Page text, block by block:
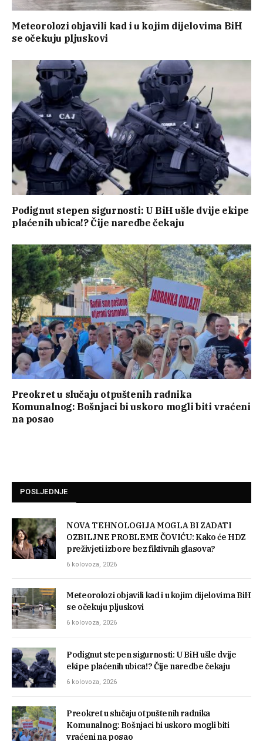
Meteorolozi objavili kad i u kojim dijelovima BiH
se očekuju pljuskovi
Podignut stepen sigurnosti: U BiH ušle dvije ekipe
plaćenih ubica!? Čije naredbe čekaju
Preokret u slučaju otpuštenih radnika
Komunalnog: Bošnjaci bi uskoro mogli biti vraćeni
na posao
POSLJEDNJE
NOVA TEHNOLOGIJA MOGLA BI ZADATI
OZBILJNE PROBLEME ČOVIĆU: Kako će HDZ
preživjeti izbore bez fiktivnih glasova?
6 kolovoza, 2026
Meteorolozi objavili kad i u kojim dijelovima BiH
se očekuju pljuskovi
6 kolovoza, 2026
Podignut stepen sigurnosti: U BiH ušle dvije
ekipe plaćenih ubica!? Čije naredbe čekaju
6 kolovoza, 2026
Preokret u slučaju otpuštenih radnika
Komunalnog: Bošnjaci bi uskoro mogli biti
vraćeni na posao